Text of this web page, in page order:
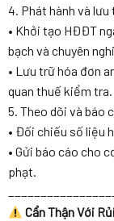
4. Phát hành và lưu
• Khởi tạo HĐĐT
bạch và chuyên
• Lưu trữ hóa đơn
quan thuế kiểm tra.
5. Theo dõi và báo
• Đối chiếu số liệu
• Gửi báo cáo cho
phạt.
Cẩn Thận Với